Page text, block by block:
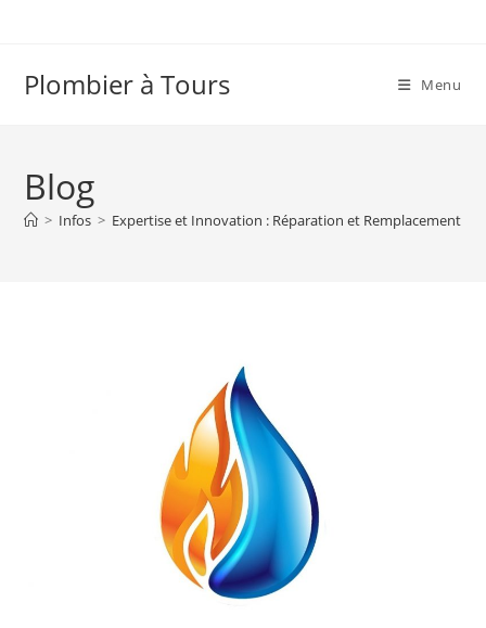
Plombier à Tours Menu
Blog
> Infos > Expertise et Innovation : Réparation et Remplacement